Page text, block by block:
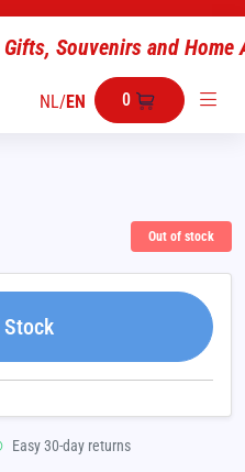
NL/EN 0
Out of stock
Easy 30-day returns